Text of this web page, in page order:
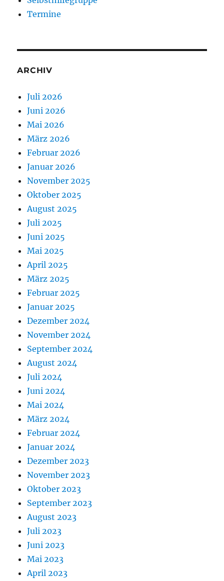
Termine
ARCHIV
Juli 2026
Juni 2026
Mai 2026
März 2026
Februar 2026
Januar 2026
November 2025
Oktober 2025
August 2025
Juli 2025
Juni 2025
Mai 2025
April 2025
März 2025
Februar 2025
Januar 2025
Dezember 2024
November 2024
September 2024
August 2024
Juli 2024
Juni 2024
Mai 2024
März 2024
Februar 2024
Januar 2024
Dezember 2023
November 2023
Oktober 2023
September 2023
August 2023
Juli 2023
Juni 2023
Mai 2023
April 2023